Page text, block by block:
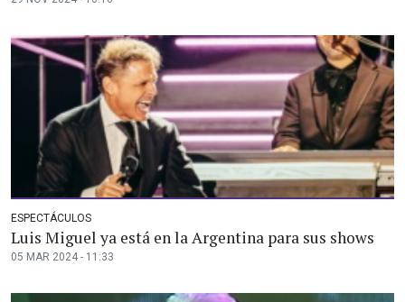
ESPECTÁCULOS
Luis Miguel ya está en la Argentina para sus shows
05 MAR 2024 - 11:33